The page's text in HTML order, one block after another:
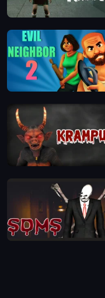
Haunted School
Evil Neighbor 2
Krampus